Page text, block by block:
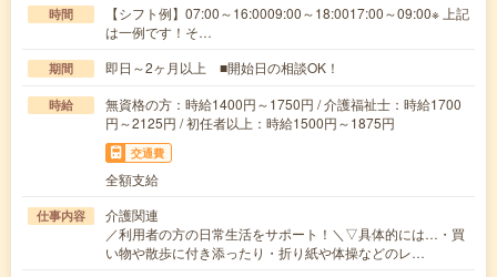
時間
【シフト例】07:00～16:0009:00～18:0017:00～09:00※ 上記
は一例です！そ…
期間 即日～2ヶ月以上 ■開始日の相談OK！
時給
無資格の方：時給1400円～1750円 / 介護福祉士：時給1700
円～2125円 / 初任者以上：時給1500円～1875円
交通費
全額支給
仕事内容
介護関連
／利用者の方の日常生活をサポート！＼▽具体的には…・買
い物や散歩に付き添ったり・折り紙や体操などのレ…